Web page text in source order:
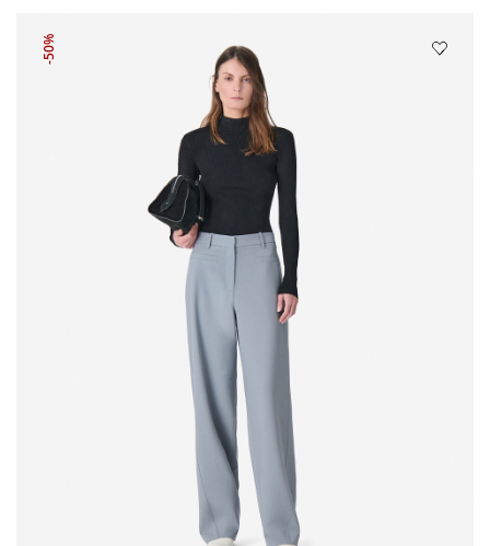
-50%